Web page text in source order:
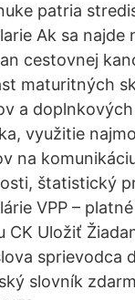
patria
Ak sa
cestovnej
maturitných
a
využitie
na
štatistický
VPP –
CK Uložiť
sprievodca
slovník